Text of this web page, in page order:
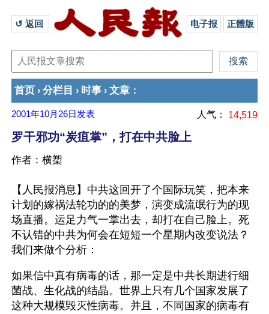
↺ 返回 电子报 正體版
首页 › 分栏目 › 时事 › 文章 ：
2001年10月26日 发表 人气： 14,519
罗干邪功“炭疽掌”，打在中共脸上
作者：横槊
【人民报消息】中共这回开了个国际玩笑，把本来
计划的嫁祸法轮功的的美梦，演变成流氓行为的现
场直播。运足力气一掌出去，却打在自己脸上。死
不认错的中共为何会在短短一个星期内改变说法？
我们来做个分析：
如果信中真有病毒的话，那一定是中共长期进行细
菌战、生化战的结晶。世界上只有几个国家发展了
这种大规模毁灭性病毒。并且，不同国家的病毒有